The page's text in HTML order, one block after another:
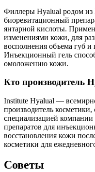
Филлеры Hyalual родом
биоревитационный
янтарной кислоты.
изменениями кожи, для
восполнения объема губ и
Инъекционный гель
омоложению кожи.
Кто производитель
Institute Hyalual —
производитель
специализацией компании
препаратов для
восстановления кожи
косметики для
Советы